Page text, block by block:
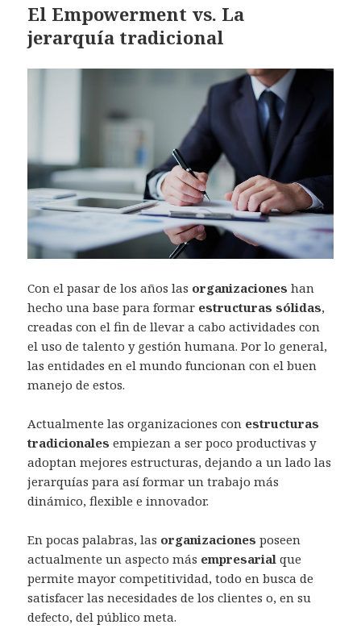
El Empowerment vs. La
jerarquía tradicional
Con el pasar de los años las organizaciones han
hecho una base para formar estructuras sólidas,
creadas con el fin de llevar a cabo actividades con
el uso de talento y gestión humana. Por lo general,
las entidades en el mundo funcionan con el buen
manejo de estos.
Actualmente las organizaciones con estructuras
tradicionales empiezan a ser poco productivas y
adoptan mejores estructuras, dejando a un lado las
jerarquías para así formar un trabajo más
dinámico, flexible e innovador.
En pocas palabras, las organizaciones poseen
actualmente un aspecto más empresarial que
permite mayor competitividad, todo en busca de
satisfacer las necesidades de los clientes o, en su
defecto, del público meta.